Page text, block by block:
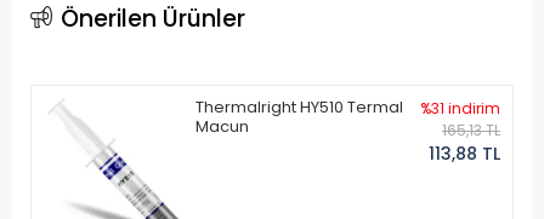
Önerilen Ürünler
Thermalright HY510 Termal
Macun
%31 indirim
165,13 TL
113,88 TL